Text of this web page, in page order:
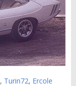
, Turin72, Ercole